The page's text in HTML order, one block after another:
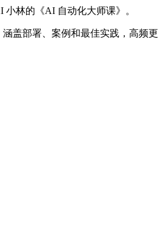
小林的《AI 自动化大师课》。
盖部署、案例和最佳实践，高频更